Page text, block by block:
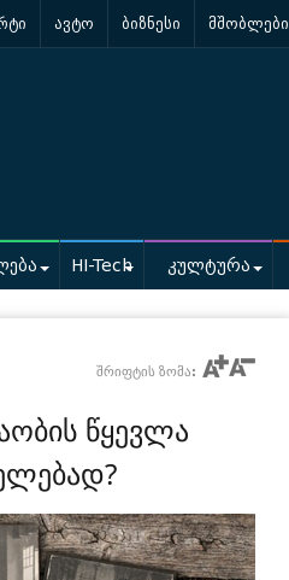
ავტო ბიზნესი მშობლები
HI-Tech კულტურა
შრიფტის ზომა:
წყევლა